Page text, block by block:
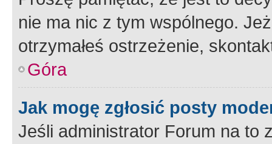
nie ma nic z tym wspólnego.
otrzymałeś ostrzeżenie,
Góra
Jak mogę zgłosić posty
Jeśli administrator Forum na to